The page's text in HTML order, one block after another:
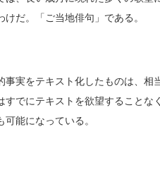
だ。「ご当地俳句」である。
実をテキスト化したものは、相
でにテキストを欲望すること
能になっている。